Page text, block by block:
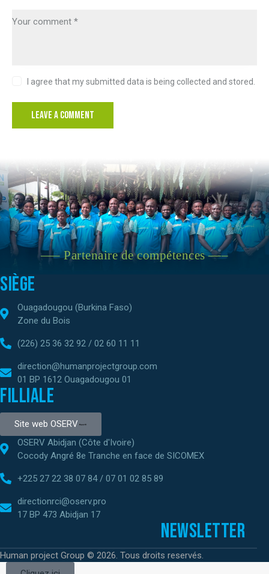
I agree that my submitted data is being collected and stored.
—– Partenaire de compétences —–
Siège
Ouagadougou (Burkina Faso)
Zone du Bois
(226) 25 36 32 92 / 02 60 11 11
direction@humanprojectgroup.com
01 BP 1612 Ouagadougou 01
Filliale
Site web OSERV
OSERV Abidjan (Côte d'Ivoire)
Cocody Angré 8e Tranche en face de SICOMEX
+225 27 22 38 07 84 / 07 01 02 85 89
directionrci@oserv.pro
17 BP 473 Abidjan 17
Newsletter
Human project Group © 2026. Tous droits reservés.